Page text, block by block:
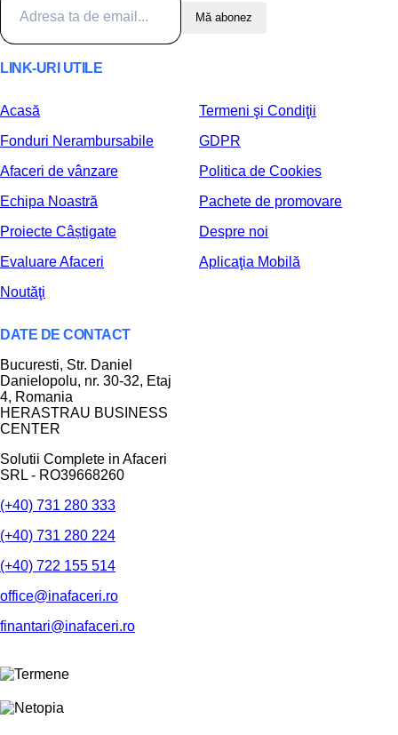
Mă abonez
LINK-URI UTILE
Acasă
Fonduri Nerambursabile
Afaceri de vânzare
Echipa Noastră
Proiecte Câștigate
Evaluare Afaceri
Noutăţi
Termeni şi Condiţii
GDPR
Politica de Cookies
Pachete de promovare
Despre noi
Aplicaţia Mobilă
DATE DE CONTACT
Bucuresti, Str. Daniel
Danielopolu, nr. 30-32, Etaj
4, Romania
HERASTRAU BUSINESS
CENTER
Solutii Complete in Afaceri
SRL - RO39668260
(+40) 731 280 333
(+40) 731 280 224
(+40) 722 155 514
office@inafaceri.ro
finantari@inafaceri.ro